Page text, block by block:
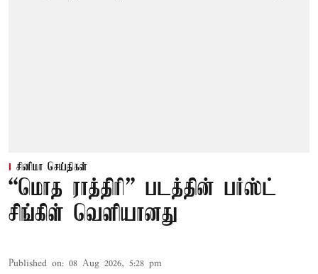
சினிமா செய்திகள்
“மொத ராத்திரி” படத்தின் பர்ஸ்ட்
சிங்கிள் வெளியானது
Published on: 08 Aug 2026, 5:28 pm